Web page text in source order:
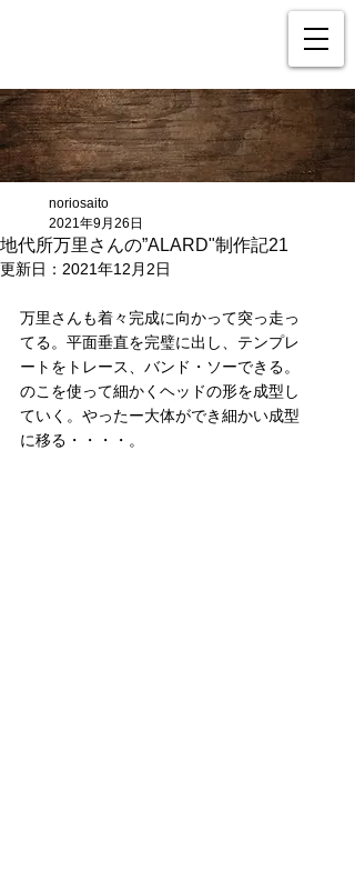
地代所万里さんの”ALARD"制作記21
noriosaito
2021年9月26日
更新日： 2021年12月2日
万里さんも着々完成に向かって突っ走っ
てる。平面垂直を完璧に出し、テンプレ
ートをトレース、バンド・ソーできる。
のこを使って細かくヘッドの形を成型し
ていく。やったー大体ができ細かい成型
に移る・・・・。